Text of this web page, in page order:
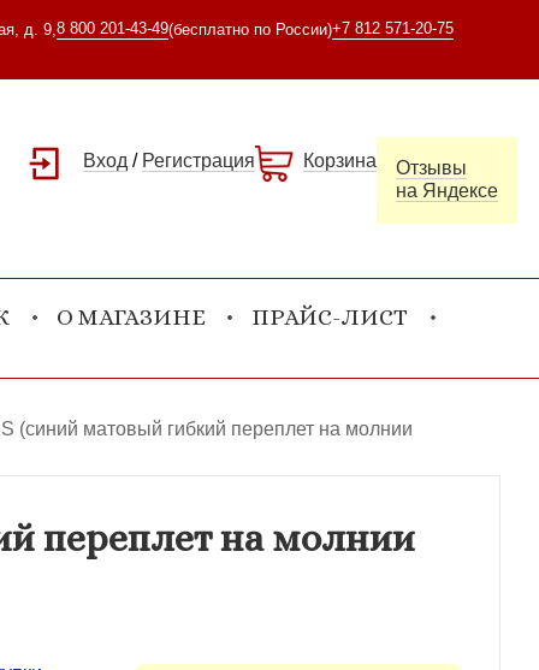
д. 9, 8 800 201-43-49(бесплатно по России)+7 812 571-20-75
Вход / Регистрация Корзина
Отзывы
на Яндексе
О МАГАЗИНЕ ПРАЙС-ЛИСТ
(синий матовый гибкий переплет на молнии
переплет на молнии